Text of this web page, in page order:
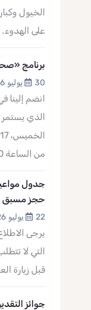
الخيول
على الهدوء.
برنامج
30 يوليو 2026
انضم إلينا
من الساعة 2:00 مساءً حتى 3:30
جدول
حجز مسبق –
22 يوليو 2026
يرجى
التي لا
قبل زيارة
جوائز